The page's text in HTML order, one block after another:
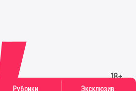
Рубрики Эксклюзив